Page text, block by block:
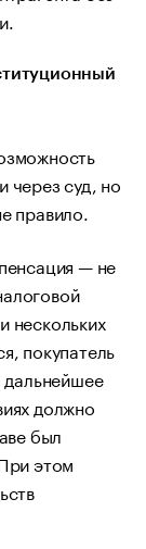
через суд, но
правило.
— не
нескольких
покупатель
должно
был
этом